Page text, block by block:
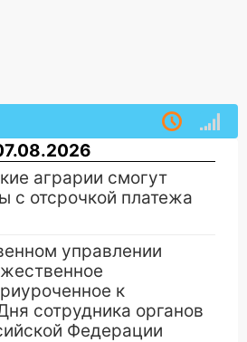
аграрии смогут
с отсрочкой платежа
управлении
к
сотрудника органов
Федерации